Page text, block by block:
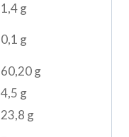
1,4 g
0,1 g
60,20 g
4,5 g
23,8 g